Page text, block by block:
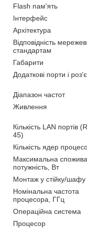
Flash пам'ять
Інтерфейс
Архітектура
Відповідність
стандартам
Габарити
Додаткові порти і
Діапазон частот
Живлення
Кількість LAN портів
45)
Кількість ядер
Максимальна
потужність, Вт
Монтаж у стійку/шафу
Номінальна частота
процесора, ГГц
Операційна система
Процесор